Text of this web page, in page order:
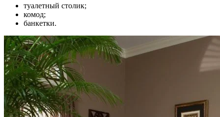
туалетный столик;
комод;
банкетки.